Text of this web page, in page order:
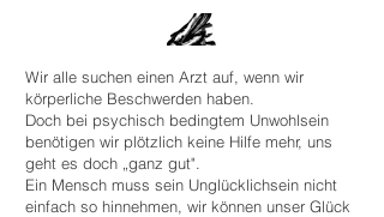
Wir alle suchen einen Arzt auf, wenn wir
körperliche Beschwerden haben.
Doch bei psychisch bedingtem Unwohlsein
benötigen wir plötzlich keine Hilfe mehr, uns
geht es doch „ganz gut".
Ein Mensch muss sein Unglücklichsein nicht
einfach so hinnehmen, wir können unser Glück